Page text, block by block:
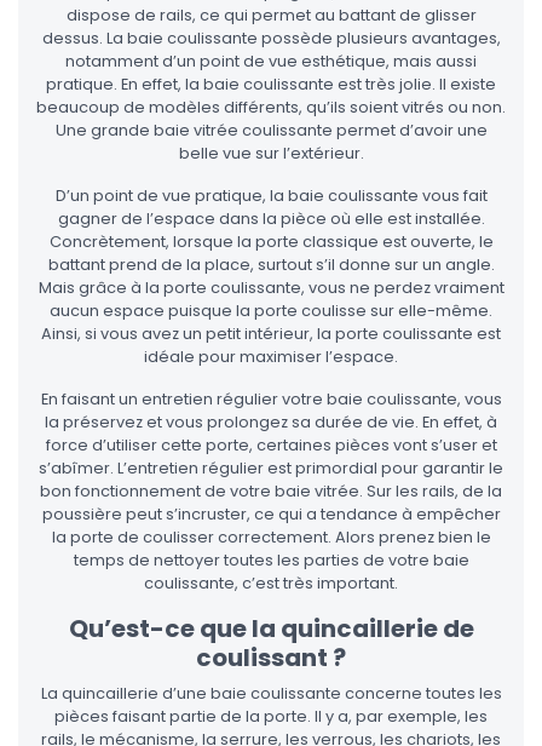
dispose de rails, ce qui permet au battant de glisser
dessus. La baie coulissante possède plusieurs avantages,
notamment d’un point de vue esthétique, mais aussi
pratique. En effet, la baie coulissante est très jolie. Il existe
beaucoup de modèles différents, qu’ils soient vitrés ou non.
Une grande baie vitrée coulissante permet d’avoir une
belle vue sur l’extérieur.
D’un point de vue pratique, la baie coulissante vous fait
gagner de l’espace dans la pièce où elle est installée.
Concrètement, lorsque la porte classique est ouverte, le
battant prend de la place, surtout s’il donne sur un angle.
Mais grâce à la porte coulissante, vous ne perdez vraiment
aucun espace puisque la porte coulisse sur elle-même.
Ainsi, si vous avez un petit intérieur, la porte coulissante est
idéale pour maximiser l’espace.
En faisant un entretien régulier votre baie coulissante, vous
la préservez et vous prolongez sa durée de vie. En effet, à
force d’utiliser cette porte, certaines pièces vont s’user et
s’abîmer. L’entretien régulier est primordial pour garantir le
bon fonctionnement de votre baie vitrée. Sur les rails, de la
poussière peut s’incruster, ce qui a tendance à empêcher
la porte de coulisser correctement. Alors prenez bien le
temps de nettoyer toutes les parties de votre baie
coulissante, c’est très important.
Qu’est-ce que la quincaillerie de
coulissant ?
La quincaillerie d’une baie coulissante concerne toutes les
pièces faisant partie de la porte. Il y a, par exemple, les
rails, le mécanisme, la serrure, les verrous, les chariots, les